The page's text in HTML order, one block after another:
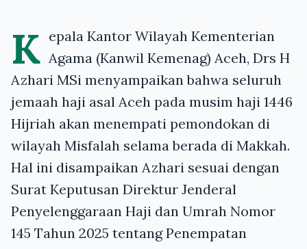
K epala Kantor Wilayah Kementerian
Agama (Kanwil Kemenag) Aceh, Drs H
Azhari MSi menyampaikan bahwa seluruh
jemaah haji asal Aceh pada musim haji 1446
Hijriah akan menempati pemondokan di
wilayah Misfalah selama berada di Makkah.
Hal ini disampaikan Azhari sesuai dengan
Surat Keputusan Direktur Jenderal
Penyelenggaraan Haji dan Umrah Nomor
145 Tahun 2025 tentang Penempatan